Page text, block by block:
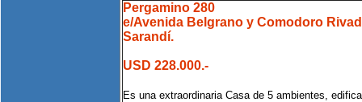
Pergamino 280
e/Avenida Belgrano y Comodoro
Sarandí.
USD 228.000.-
Es una extraordinaria Casa de 5 ambientes,